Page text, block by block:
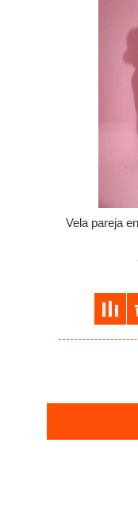
Vela pareja